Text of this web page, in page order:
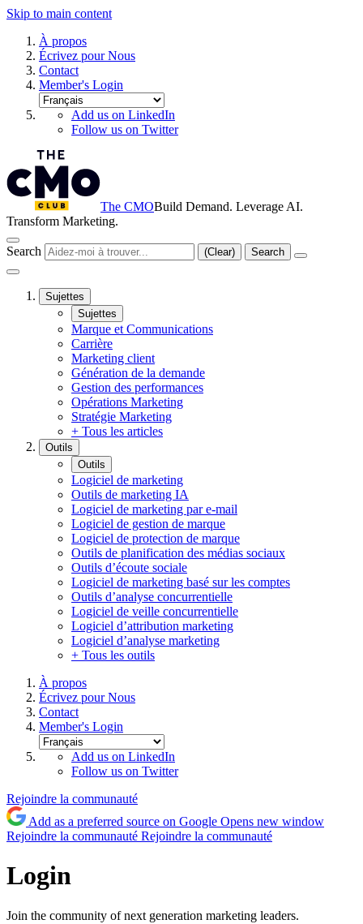
Skip to main content
À propos
Écrivez pour Nous
Contact
Member's Login
Add us on LinkedIn
Follow us on Twitter
The CMOBuild Demand. Leverage AI.
Transform Marketing.
Search (Clear) Search
Sujettes
Sujettes
Marque et Communications
Carrière
Marketing client
Génération de la demande
Gestion des performances
Opérations Marketing
Stratégie Marketing
+ Tous les articles
Outils
Outils
Logiciel de marketing
Outils de marketing IA
Logiciel de marketing par e-mail
Logiciel de gestion de marque
Logiciel de protection de marque
Outils de planification des médias sociaux
Outils d’écoute sociale
Logiciel de marketing basé sur les comptes
Outils d’analyse concurrentielle
Logiciel de veille concurrentielle
Logiciel d’attribution marketing
Logiciel d’analyse marketing
+ Tous les outils
À propos
Écrivez pour Nous
Contact
Member's Login
Add us on LinkedIn
Follow us on Twitter
Rejoindre la communauté
Add as a preferred source on Google Opens new window
Rejoindre la communauté Rejoindre la communauté
Login
Join the community of next generation marketing leaders.